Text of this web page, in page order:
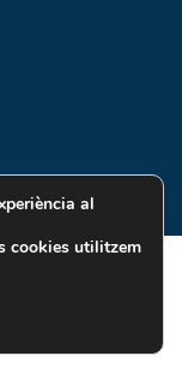
al
cookies utilitzem